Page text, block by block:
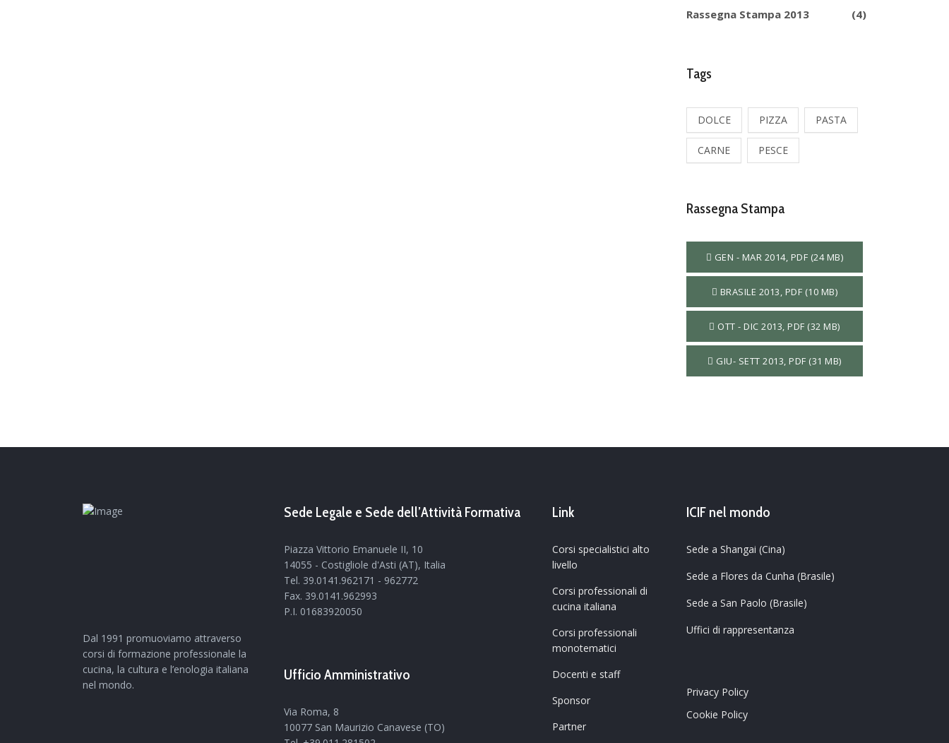
Rassegna Stampa 2013 (4)
Tags
DOLCE PIZZA PASTA
CARNE PESCE
Rassegna Stampa
GEN - MAR 2014, PDF (24 MB)
BRASILE 2013, PDF (10 MB)
OTT - DIC 2013, PDF (32 MB)
GIU- SETT 2013, PDF (31 MB)
Dal 1991 promuoviamo attraverso
corsi di formazione professionale la
cucina, la cultura e l’enologia italiana
nel mondo.
Sede Legale e Sede dell’Attività Formativa
Piazza Vittorio Emanuele II, 10
14055 - Costigliole d'Asti (AT), Italia
Tel. 39.0141.962171 - 962772
Fax. 39.0141.962993
P.I. 01683920050
Ufficio Amministrativo
Via Roma, 8
10077 San Maurizio Canavese (TO)
Link
Corsi specialistici alto
livello
Corsi professionali di
cucina italiana
Corsi professionali
monotematici
Docenti e staff
Sponsor
Partner
ICIF nel mondo
Sede a Shangai (Cina)
Sede a Flores da Cunha (Brasile)
Sede a San Paolo (Brasile)
Uffici di rappresentanza
Privacy Policy
Cookie Policy